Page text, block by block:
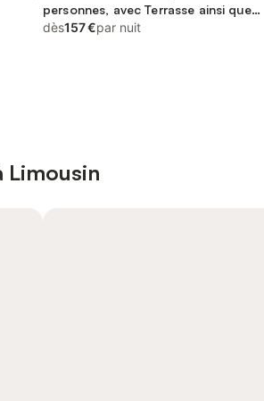
personnes, avec Terrasse ainsi que
Jardin et Piscine
dès157 €par nuit
Limousin